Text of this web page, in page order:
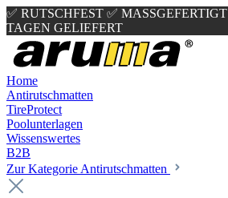
✅ RUTSCHFEST ✅ MASSGEFERTIGT
TAGEN GELIEFERT
Home
Antirutschmatten
TireProtect
Poolunterlagen
Wissenswertes
B2B
Zur Kategorie Antirutschmatten